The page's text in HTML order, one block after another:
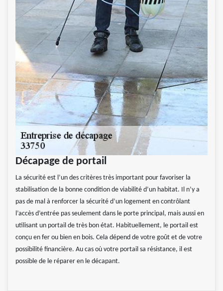
Décapage de portail
La sécurité est l’un des critères très important pour favoriser la
stabilisation de la bonne condition de viabilité d’un habitat. Il n’y a
pas de mal à renforcer la sécurité d’un logement en contrôlant
l’accès d’entrée pas seulement dans le porte principal, mais aussi en
utilisant un portail de très bon état. Habituellement, le portail est
conçu en fer ou bien en bois. Cela dépend de votre goût et de votre
possibilité financière. Au cas où votre portail sa résistance, il est
possible de le réparer en le décapant.